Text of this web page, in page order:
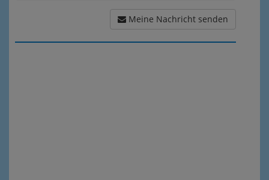
Meine Nachricht senden